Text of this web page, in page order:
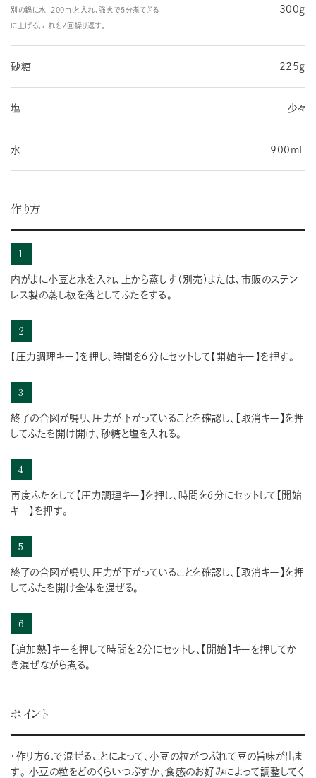
別の鍋に水1200mlと入れ、強火で5分煮てざる
に上げる。これを2回繰り返す。
300ℊ
砂糖 225ℊ
塩 少々
水 900mL
作り方
1
内がまに小豆と水を入れ、上から蒸しす（別売）または、市販のステン
レス製の蒸し板を落としてふたをする。
2
【圧力調理キー】を押し、時間を６分にセットして【開始キー】を押す。
3
終了の合図が鳴り、圧力が下がっていることを確認し、【取消キー】を押
してふたを開け開け、砂糖と塩を入れる。
4
再度ふたをして【圧力調理キー】を押し、時間を６分にセットして【開始
キー】を押す。
5
終了の合図が鳴り、圧力が下がっていることを確認し、【取消キー】を押
してふたを開け全体を混ぜる。
6
【追加熱】キーを押して時間を2分にセットし、【開始】キーを押してか
き混ぜながら煮る。
ポイント
・作り方6.で混ぜることによって、小豆の粒がつぶれて豆の旨味が出ま
す。 小豆の粒をどのくらいつぶすか、食感のお好みによって調整してく